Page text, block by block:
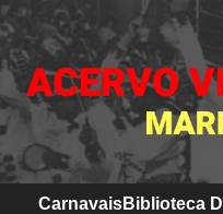
CarnavaisBiblioteca